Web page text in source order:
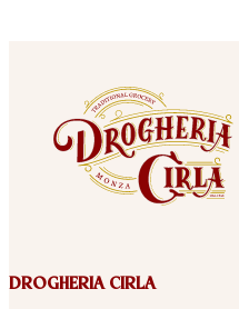
DROGHERIA CIRLA